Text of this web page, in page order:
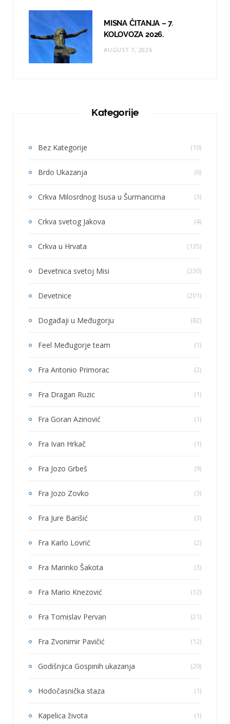
MISNA ČITANJA – 7.
KOLOVOZA 2026.
AUGUST 7, 2026
Kategorije
Bez Kategorije (10)
Brdo Ukazanja (6)
Crkva Milosrdnog Isusa u Šurmancima (3)
Crkva svetog Jakova (4)
Crkva u Hrvata (135)
Devetnica svetoj Misi (230)
Devetnice (201)
Događaji u Međugorju (82)
Feel Međugorje team (1)
Fra Antonio Primorac (2)
Fra Dragan Ruzic (1)
Fra Goran Azinović (1)
Fra Ivan Hrkač (1)
Fra Jozo Grbeš (9)
Fra Jozo Zovko (3)
Fra Jure Barišić (3)
Fra Karlo Lovrić (2)
Fra Marinko Šakota (3)
Fra Mario Knezović (12)
Fra Tomislav Pervan (21)
Fra Zvonimir Pavičić (12)
Godišnjica Gospinih ukazanja (20)
Hodočasnička staza (1)
Kapelica života (1)